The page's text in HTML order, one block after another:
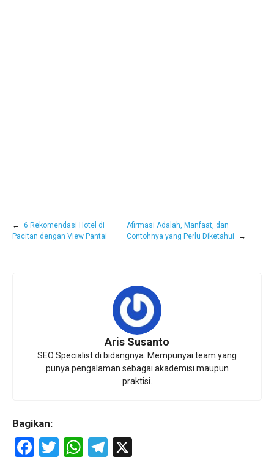
←
6 Rekomendasi Hotel di
Pacitan dengan View Pantai
Afirmasi Adalah, Manfaat, dan
Contohnya yang Perlu Diketahui
→
Aris Susanto
SEO Specialist di bidangnya. Mempunyai team yang
punya pengalaman sebagai akademisi maupun
praktisi.
Bagikan:
F
T
W T